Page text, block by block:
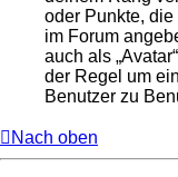
oder Punkte,
im Forum
auch als
der Regel um
Benutzer zu
Nach oben